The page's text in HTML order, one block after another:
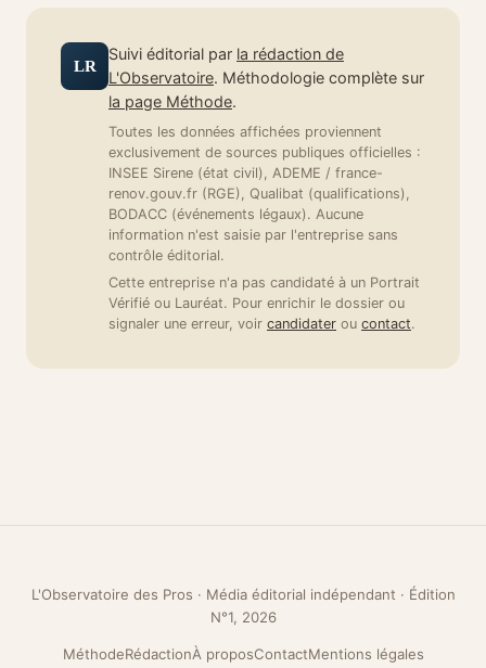
LR
Suivi éditorial par la rédaction de
L'Observatoire. Méthodologie complète sur
la page Méthode.
Toutes les données affichées proviennent
exclusivement de sources publiques officielles :
INSEE Sirene (état civil), ADEME / france-
renov.gouv.fr (RGE), Qualibat (qualifications),
BODACC (événements légaux). Aucune
information n'est saisie par l'entreprise sans
contrôle éditorial.
Cette entreprise n'a pas candidaté à un Portrait
Vérifié ou Lauréat. Pour enrichir le dossier ou
signaler une erreur, voir candidater ou contact.
L'Observatoire des Pros · Média éditorial indépendant · Édition
N°1, 2026
MéthodeRédactionÀ proposContactMentions légales